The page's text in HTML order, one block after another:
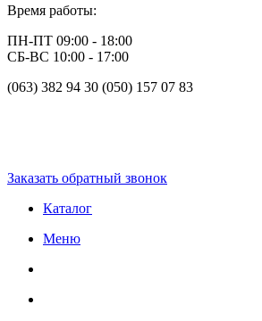
Время работы:
ПН-ПТ 09:00 - 18:00
СБ-ВС 10:00 - 17:00
(063) 382 94 30 (050) 157 07 83
Заказать обратный звонок
Каталог
Меню